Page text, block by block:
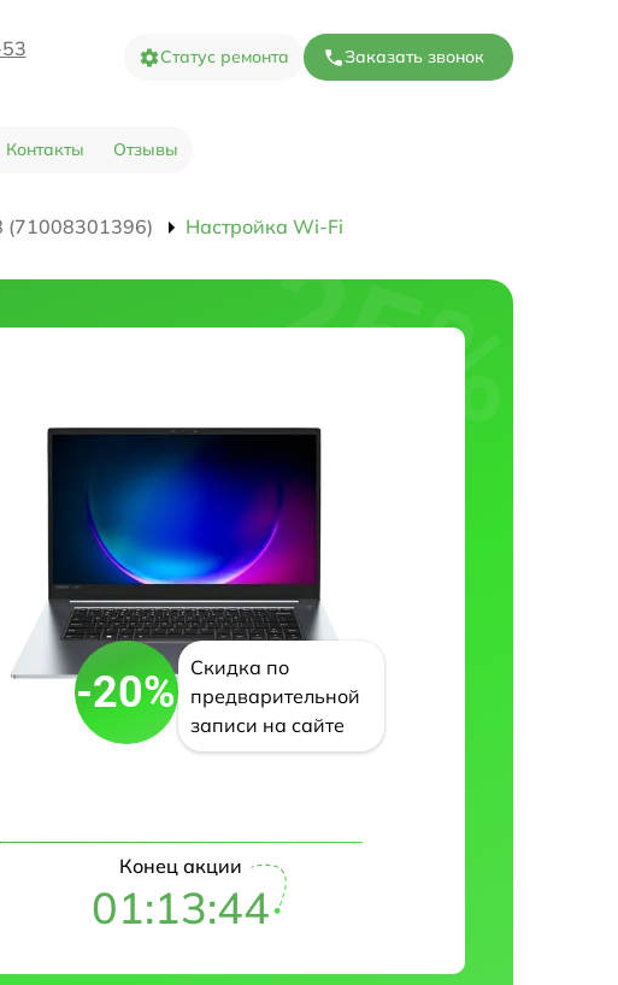
Статус ремонта Заказать звонок
Контакты Отзывы
(71008301396) Настройка Wi-Fi
-20%
Скидка по
предварительной
записи на сайте
Конец акции
01:13:43